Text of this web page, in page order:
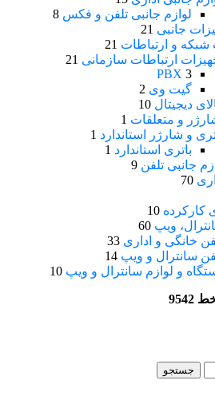
لوازم جانبی تلفن و فکس 8
جانبی 21
شبکه و ارتباطات 21
ارتباطات سازمانی 21
PBX 3
گیت وی 2
دیجیتال 10
و متعلقات 1
و شارژر استاندارد 1
باتری استاندارد 1
جانبی تلفن 9
70
کارکرده 10
ویپ 60
خانگی و اداری 33
سانترال و ویپ 14
و لوازم سانترال و ویپ 10
جستجو